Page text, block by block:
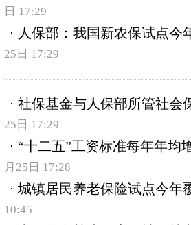
日 17:29
人保部：我国新农保试点今
25日 17:29
社保基金与人保部所管社会
25日 17:29
“十二五”工资标准每年年均
月25日 17:28
城镇居民养老保险试点今年
10:45